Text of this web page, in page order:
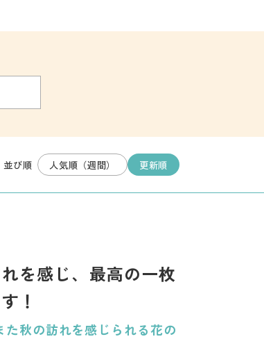
並び順 人気順（週間） 更新順
を感じ、最高の一枚
！
秋の訪れを感じられる花の